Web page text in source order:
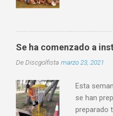
Asturias
crea la
existió
torneo y
de Frisbee.
Se ha comenzado a
DeDiscgolfista marzo 23, 2021
Esta
se han
preparado